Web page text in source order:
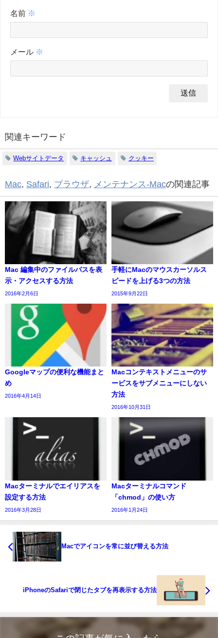
名前 ※
メール ※
関連キーワード
Webサイトデータ キャッシュ クッキー
Mac, Safari, ブラウザ, メンテナンス-Macの関連記事
Mac 編集中のファイルパスを表
示・アクセスする方法
2016年2月6日
手軽にMacのマウスカーソルス
ピードを上げる3つの方法
2015年9月22日
Googleマップの便利な機能まと
め
2016年4月14日
Macコンテキストメニューのサ
ービスをサブメニューにしない
方法
2016年10月31日
Macターミナルでエイリアスを
設定する方法
2016年3月28日
Macターミナルコマンド
「chmod」の使い方
2016年1月24日
Macでアイコンを常に並び替える方法
iPhoneのSafariで閉じたタブを再表示する方法